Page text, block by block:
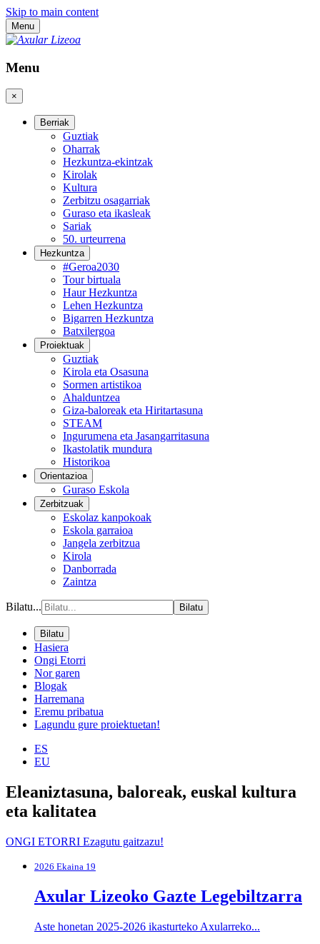
Skip to main content
Menu
Menu
×
Berriak
Guztiak
Oharrak
Hezkuntza-ekintzak
Kirolak
Kultura
Zerbitzu osagarriak
Guraso eta ikasleak
Sariak
50. urteurrena
Hezkuntza
#Geroa2030
Tour birtuala
Haur Hezkuntza
Lehen Hezkuntza
Bigarren Hezkuntza
Batxilergoa
Proiektuak
Guztiak
Kirola eta Osasuna
Sormen artistikoa
Ahalduntzea
Giza-baloreak eta Hiritartasuna
STEAM
Ingurumena eta Jasangarritasuna
Ikastolatik mundura
Historikoa
Orientazioa
Guraso Eskola
Zerbitzuak
Eskolaz kanpokoak
Eskola garraioa
Jangela zerbitzua
Kirola
Danborrada
Zaintza
Bilatu... Bilatu
Bilatu
Hasiera
Ongi Etorri
Nor garen
Blogak
Harremana
Eremu pribatua
Lagundu gure proiektuetan!
ES
EU
Eleaniztasuna, baloreak, euskal kultura
eta kalitatea
ONGI ETORRI Ezagutu gaitzazu!
2026 Ekaina 19
Axular Lizeoko Gazte Legebiltzarra
Aste honetan 2025-2026 ikasturteko Axularreko...